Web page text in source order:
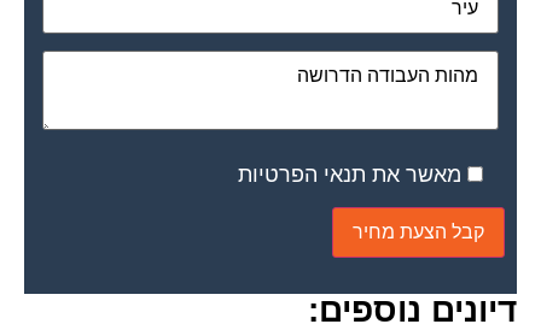
מאשר את תנאי הפרטיות
דיונים נוספים: